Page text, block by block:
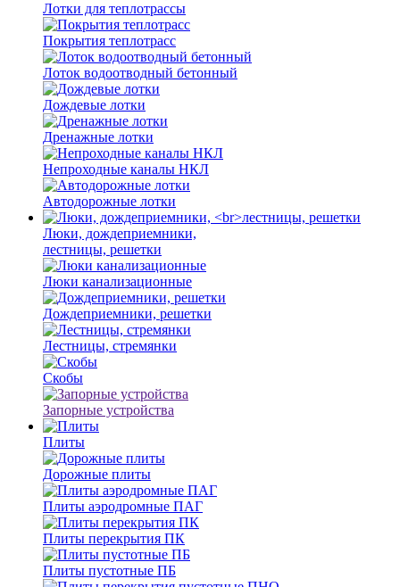
Лотки для теплотрассы
Покрытия теплотрасс
Лоток водоотводный бетонный
Дождевые лотки
Дренажные лотки
Непроходные каналы НКЛ
Автодорожные лотки
Люки, дождеприемники,
лестницы, решетки
Люки канализационные
Дождеприемники, решетки
Лестницы, стремянки
Скобы
Запорные устройства
Плиты
Дорожные плиты
Плиты аэродромные ПАГ
Плиты перекрытия ПК
Плиты пустотные ПБ